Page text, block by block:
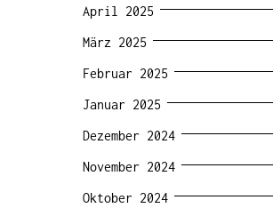
April 2025
März 2025
Februar 2025
Januar 2025
Dezember 2024
November 2024
Oktober 2024